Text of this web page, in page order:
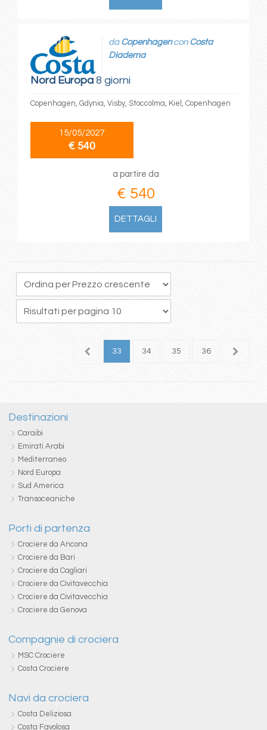
Nord Europa8 giorni
da Copenhagencon Costa
Diadema
Copenhagen, Gdynia, Visby, Stoccolma, Kiel, Copenhagen
15/05/2027
€ 540
a partire da
€ 540
DETTAGLI
32 33 34 35 36 37
Destinazioni
Caraibi
Emirati Arabi
Mediterraneo
Nord Europa
Sud America
Transoceaniche
Porti di partenza
Crociere da Ancona
Crociere da Bari
Crociere da Cagliari
Crociere da Civitavecchia
Crociere da Civitavecchia
Crociere da Genova
Compagnie di crociera
MSC Crociere
Costa Crociere
Navi da crociera
Costa Deliziosa
Costa Favolosa